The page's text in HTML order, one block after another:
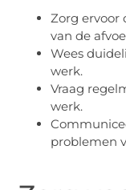
Zorg ervoor
van de
Wees
werk.
Vraag
werk.
problemen